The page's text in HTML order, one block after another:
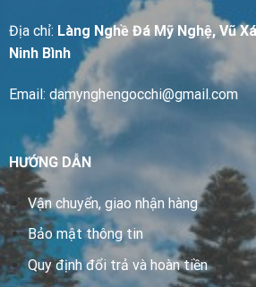
Địa chỉ: Làng Nghề Đá Mỹ Nghệ, Vũ
Ninh Bình
Email: damynghengocchi@gmail.com
HƯỚNG DẪN
Vận chuyển, giao nhận hàng
Bảo mật thông tin
Quy định đổi trả và hoàn tiền